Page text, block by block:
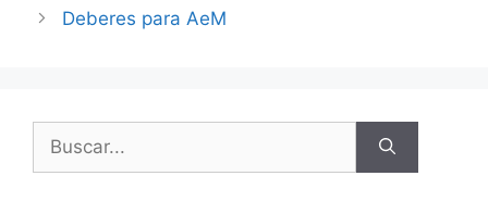
Deberes para AeM
Buscar: